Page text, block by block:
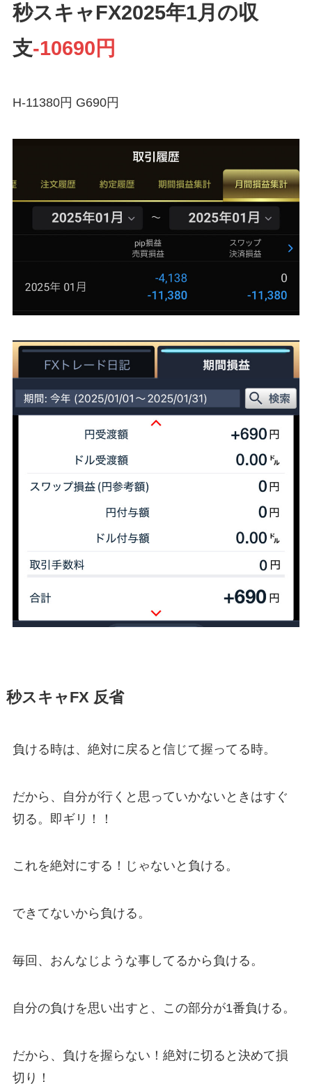
秒スキャFX2025年1月の収
支-10690円
H-11380円 G690円
秒スキャFX 反省
負ける時は、絶対に戻ると信じて握ってる時。
だから、自分が行くと思っていかないときはすぐ
切る。即ギリ！！
これを絶対にする！じゃないと負ける。
できてないから負ける。
毎回、おんなじような事してるから負ける。
自分の負けを思い出すと、この部分が1番負ける。
だから、負けを握らない！絶対に切ると決めて損
切り！